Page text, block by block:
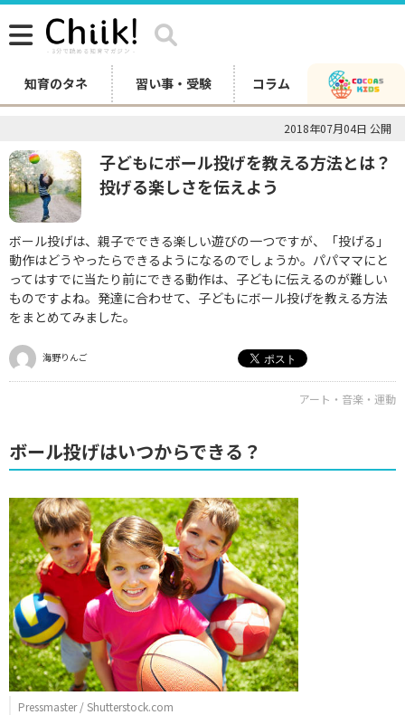
知育のタネ 習い事・受験 コラム
2018年07月04日 公開
子どもにボール投げを教える方法とは？
投げる楽しさを伝えよう
ボール投げは、親子でできる楽しい遊びの一つですが、「投げる」
動作はどうやったらできるようになるのでしょうか。パパママにと
ってはすでに当たり前にできる動作は、子どもに伝えるのが難しい
ものですよね。発達に合わせて、子どもにボール投げを教える方法
をまとめてみました。
海野りんご
アート・音楽・運動
ボール投げはいつからできる？
Pressmaster / Shutterstock.com